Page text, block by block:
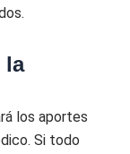
la
los aportes
Si todo